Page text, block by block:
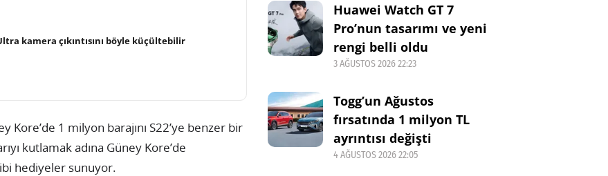
kamera çıkıntısını böyle küçültebilir
Kore’de 1 milyon barajını S22’ye benzer bir
kutlamak adına Güney Kore’de
hediyeler sunuyor.
Huawei Watch GT 7
Pro’nun tasarımı ve yeni
rengi belli oldu
3 AĞUSTOS 2026 22:23
Togg’un Ağustos
fırsatında 1 milyon TL
ayrıntısı değişti
4 AĞUSTOS 2026 22:05